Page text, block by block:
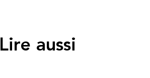
Lire aussi